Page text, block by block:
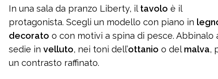
In una sala da pranzo Liberty, il tavolo è il
protagonista. Scegli un modello con piano in
decorato o con motivi a spina di pesce. Abbinalo
sedie in velluto, nei toni dell’ottanio o del malva,
un contrasto raffinato.